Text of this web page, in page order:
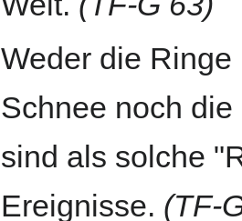
Weder die
Schnee noch
sind als solche
Ereignisse. (TF-